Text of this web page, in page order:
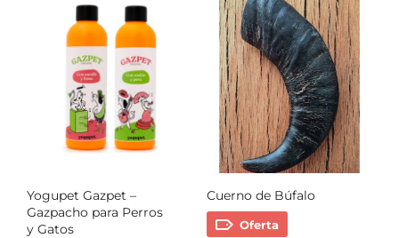
Yogupet Gazpet –
Gazpacho para Perros
y Gatos
Cuerno de Búfalo
Oferta